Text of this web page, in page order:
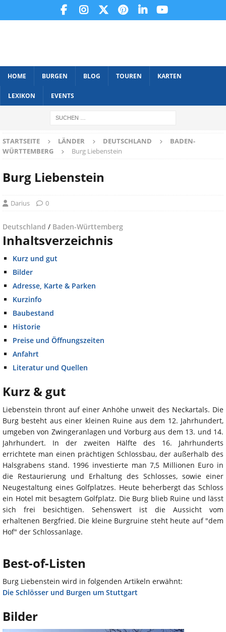
HOME BURGEN BLOG TOUREN KARTEN
LEXIKON EVENTS
STARTSEITE LÄNDER DEUTSCHLAND
BADEN-
WÜRTTEMBERG
Burg Liebenstein
Burg Liebenstein
Darius 0
Deutschland / Baden-Württemberg
Inhaltsverzeichnis
Kurz und gut
Bilder
Adresse, Karte & Parken
Kurzinfo
Baubestand
Historie
Preise und Öffnungszeiten
Anfahrt
Literatur und Quellen
Kurz & gut
Liebenstein thront auf einer Anhöhe unweit des Neckartals. Die
Burg besteht aus einer kleinen Ruine aus dem 12. Jahrhundert,
umgeben von Zwingeranlagen und Vorburg aus dem 13. und 14.
Jahrhundert. In der zweiten Hälfte des 16. Jahrhunderts
errichtete man einen prächtigen Schlossbau, der außerhalb des
Halsgrabens stand. 1996 investierte man 7,5 Millionen Euro in
die Restaurierung und Erhaltung des Schlosses, sowie einer
Neugestaltung eines Golfplatzes. Heute beherbergt das Schloss
ein Hotel mit besagtem Golfplatz. Die Burg blieb Ruine und lässt
sich frei besichtigen. Sehenswert ist die Aussicht vom
erhaltenen Bergfried. Die kleine Burgruine steht heute auf "dem
Hof" der Schlossanlage.
Best-of-Listen
Burg Liebenstein wird in folgenden Artikeln erwähnt:
Die Schlösser und Burgen um Stuttgart
Bilder